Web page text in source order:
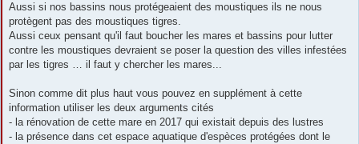
Aussi si nos bassins nous protégeaient des moustiques ils ne nous
protègent pas des moustiques tigres.
Aussi ceux pensant qu'il faut boucher les mares et bassins pour lutter
contre les moustiques devraient se poser la question des villes infestées
par les tigres … il faut y chercher les mares...
Sinon comme dit plus haut vous pouvez en supplément à cette
information utiliser les deux arguments cités
- la rénovation de cette mare en 2017 qui existait depuis des lustres
- la présence dans cet espace aquatique d'espèces protégées dont le